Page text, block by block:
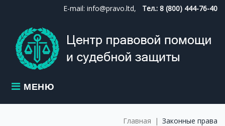
content
E-mail: info@pravo.ltd, Тел.: 8 (800) 444-76-40
МЕНЮ
Главная | Законные права